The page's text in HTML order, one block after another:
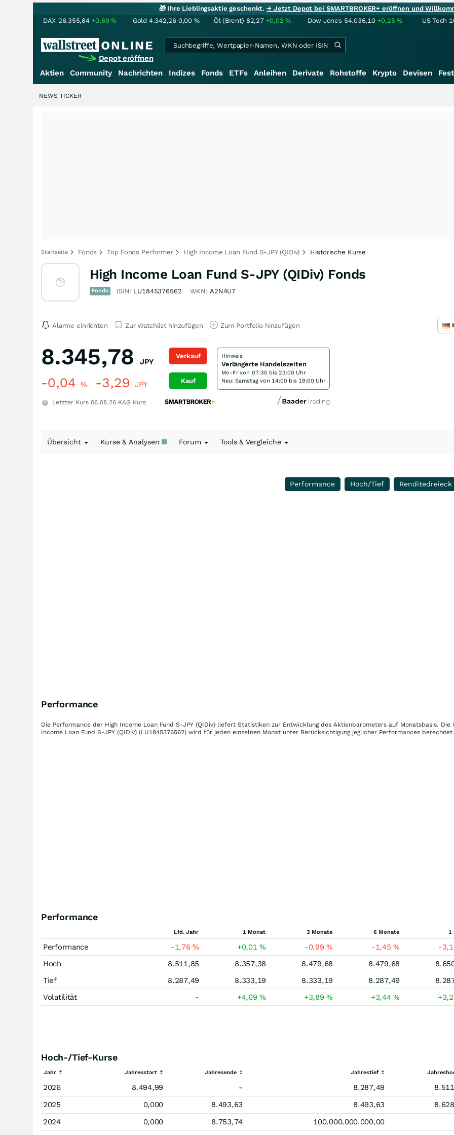
🎁 Ihre Lieblingsaktie geschenkt.→ Jetzt Depot bei SMARTBROKER+ eröffnen und
DAX 26.355,84 +0,69% Gold 4.342,26 0,00 % Öl (Brent) 82,27 +0,02% Dow Jones 54.036,10 +0,25% US Tech
Depot eröffnen
Aktien Community Nachrichten Indizes Fonds ETFs Anleihen Derivate Rohstoffe Krypto Devisen
NEWS TICKER
Startseite Fonds Top Fonds Performer High Income Loan Fund S-JPY (QIDiv) Historische Kurse
High Income Loan Fund S-JPY (QIDiv) Fonds
Fonds ISIN: LU1845376562 WKN: A2N4U7
Alarme einrichten Zur Watchlist hinzufügen Zum Portfolio hinzufügen
8.345,78 JPY
-0,04 % -3,29 JPY
Letzter Kurs 06.08.26 KAG Kurs
Verkauf
Kauf
Hinweis
Verlängerte Handelszeiten
Mo-Fr von 07:30 bis 23:00 Uhr
Neu: Samstag von 14:00 bis 19:00 Uhr
Übersicht Kurse & Analysen Forum Tools & Vergleiche
Performance Hoch/Tief Renditedreieck
Performance
Die Performance der High Income Loan Fund S-JPY (QIDiv) liefert Statistiken zur Entwicklung des Aktienbarometers auf Monatsbasis. Die
Income Loan Fund S-JPY (QIDiv) (LU1845376562) wird für jeden einzelnen Monat unter Berücksichtigung jeglicher Performances berechnet.
Performance
Lfd. Jahr 1 Monat 3 Monate 6 Monate 1
Performance -1,76% +0,01% -0,99% -1,45% -
Hoch
8.511,85 8.357,38 8.479,68 8.479,68
Tief
8.287,49 8.333,19 8.333,19 8.287,49
Volatilität
- +4,69% +3,89% +3,44%
Hoch-/Tief-Kurse
Jahr Jahresstart Jahresende Jahrestief
2026 8.494,99 - 8.287,49
2025
0,000 8.493,63 8.493,63
2024
0,000 8.753,74 100.000.000.000,00